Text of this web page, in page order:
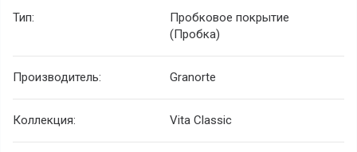
Тип:
Пробковое покрытие
(Пробка)
Производитель: Granorte
Коллекция: Vita Classic